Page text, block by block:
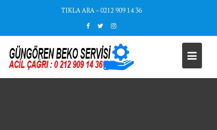
TIKLA ARA – 0212 909 14 36